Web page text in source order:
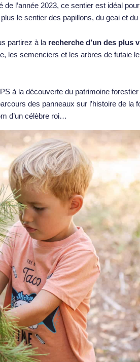
de l’année 2023, ce sentier est idéal
le sentier des papillons, du geai et du
partirez à la recherche d’un des plus
les semenciers et les arbres de futaie le
à la découverte du patrimoine
des panneaux sur l’histoire de la
d’un célèbre roi…